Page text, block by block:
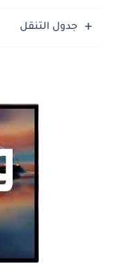
جدول التنقل